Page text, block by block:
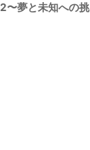
夢と未知への挑